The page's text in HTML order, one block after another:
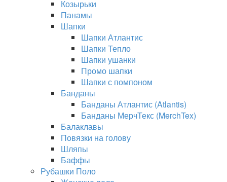
Козырьки
Панамы
Шапки
Шапки Атлантис
Шапки Тепло
Шапки ушанки
Промо шапки
Шапки с помпоном
Банданы
Банданы Атлантис (Atlantis)
Банданы МерчТекс (MerchTex)
Балаклавы
Повязки на голову
Шляпы
Баффы
Рубашки Поло